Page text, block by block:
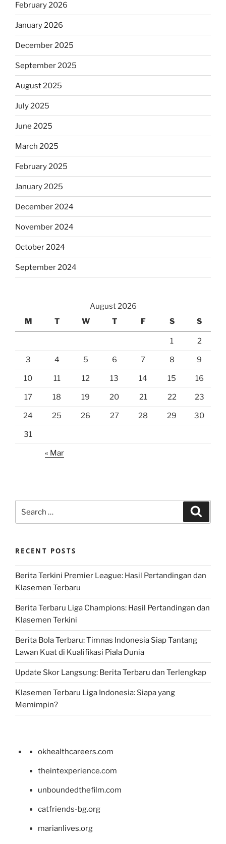
February 2026
January 2026
December 2025
September 2025
August 2025
July 2025
June 2025
March 2025
February 2025
January 2025
December 2024
November 2024
October 2024
September 2024
August 2026
M
T W T F S S
1 2
3 4 5 6 7 8 9
10 11 12 13 14 15 16
17 18 19 20 21 22 23
24 25 26 27 28 29 30
31
« Mar
for:
RECENT POSTS
Berita Terkini Premier League: Hasil Pertandingan dan
Klasemen Terbaru
Berita Terbaru Liga Champions: Hasil Pertandingan dan
Klasemen Terkini
Berita Bola Terbaru: Timnas Indonesia Siap Tantang
Lawan Kuat di Kualifikasi Piala Dunia
Update Skor Langsung: Berita Terbaru dan Terlengkap
Klasemen Terbaru Liga Indonesia: Siapa yang
Memimpin?
okhealthcareers.com
theintexperience.com
unboundedthefilm.com
catfriends-bg.org
marianlives.org